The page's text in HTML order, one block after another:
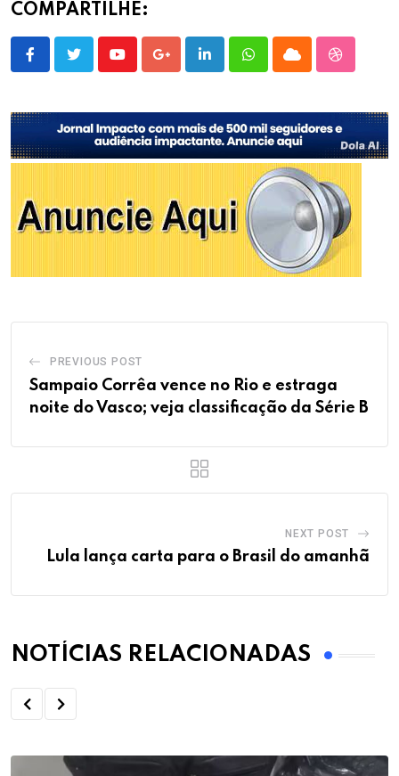
COMPARTILHE:
YoutubeGoogle+LinkedInWhatsappCloud
PREVIOUS POST
Sampaio Corrêa vence no Rio e estraga
noite do Vasco; veja classificação da Série B
NEXT POST
Lula lança carta para o Brasil do amanhã
NOTÍCIAS RELACIONADAS